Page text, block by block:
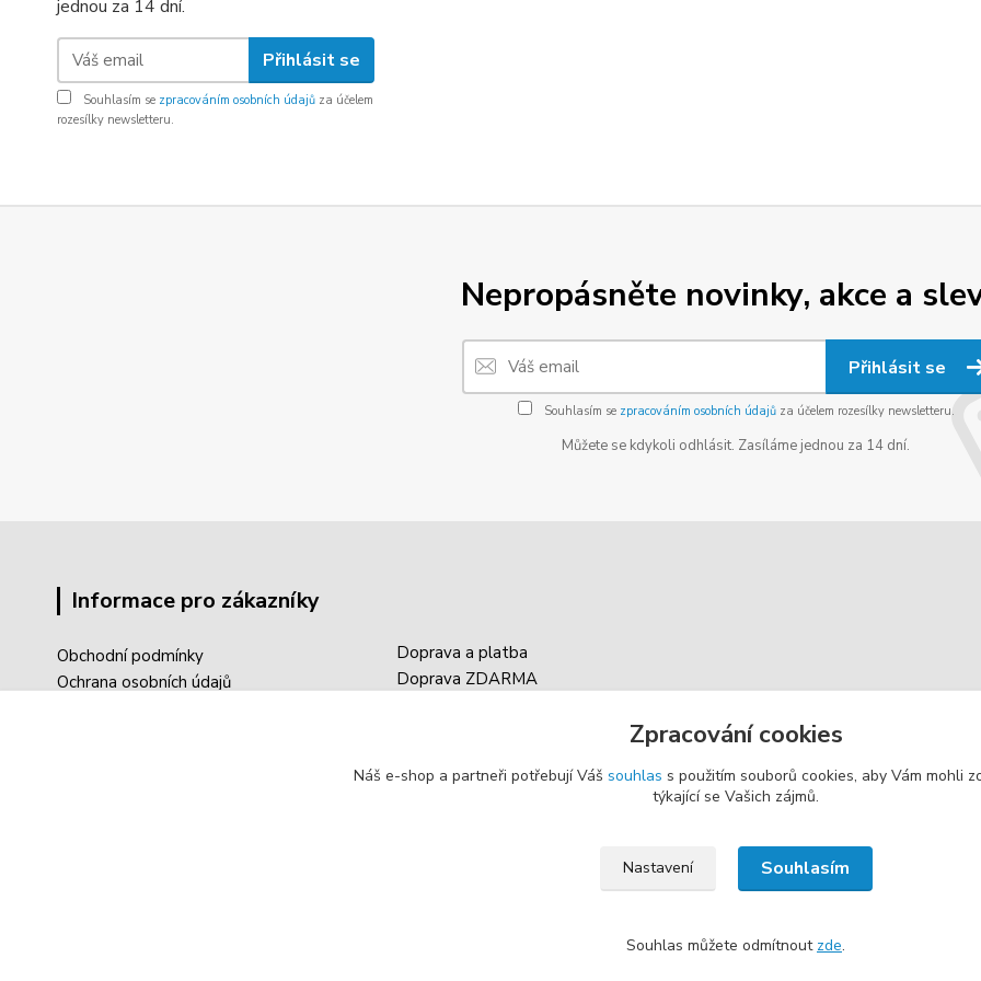
jednou za 14 dní.
Přihlásit se
Souhlasím se zpracováním osobních údajů za účelem
rozesílky newsletteru.
Nepropásněte novinky, akce a
Přihlásit se
Souhlasím se zpracováním osobních údajůza účelem rozesílky newsletteru.
Můžete se kdykoli odhlásit. Zasíláme jednou za 14 dní.
Informace pro zákazníky
Obchodní podmínky
Ochrana osobních údajů
Doprava a platba
Doprava ZDARMA
Zpracování cookies
Náš e-shop a partneři potřebují Váš souhlas s použitím souborů cookies, aby Vám mohli
týkající se Vašich zájmů.
Nastavení Souhlasím
Souhlas můžete odmítnout zde.